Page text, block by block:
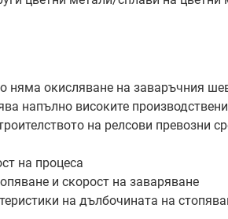
няма окисляване на заваръчния
напълно високите
на релсови превозни
на процеса
и скорост на заваряване
на дълбочината на